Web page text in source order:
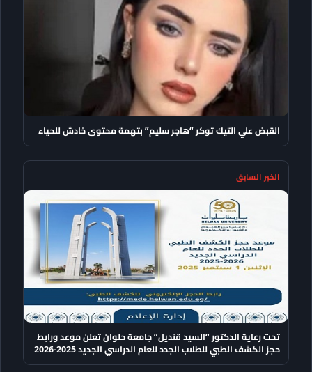
القبض علي التيك توكر “هاجر سليم” بتهمة محتوى خادش للحياء
الخبر السابق
تحت رعاية الدكتور “السيد قنديل” جامعة حلوان تعلن موعد ورابط
حجز الكشف الطبي للطلاب الجدد للعام الدراسي الجديد 2025-2026